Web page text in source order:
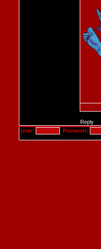
Reply
User:
Passwort: